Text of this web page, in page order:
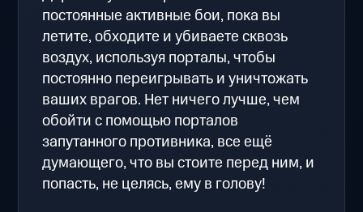
постоянные активные бои, пока вы
летите, обходите и убиваете сквозь
воздух, используя порталы, чтобы
постоянно переигрывать и уничтожать
ваших врагов. Нет ничего лучше, чем
обойти с помощью порталов
запутанного противника, все ещё
думающего, что вы стоите перед ним, и
попасть, не целясь, ему в голову!